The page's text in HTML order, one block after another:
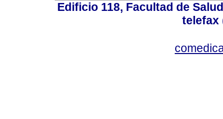
Edificio 118, Facultad de
telefax